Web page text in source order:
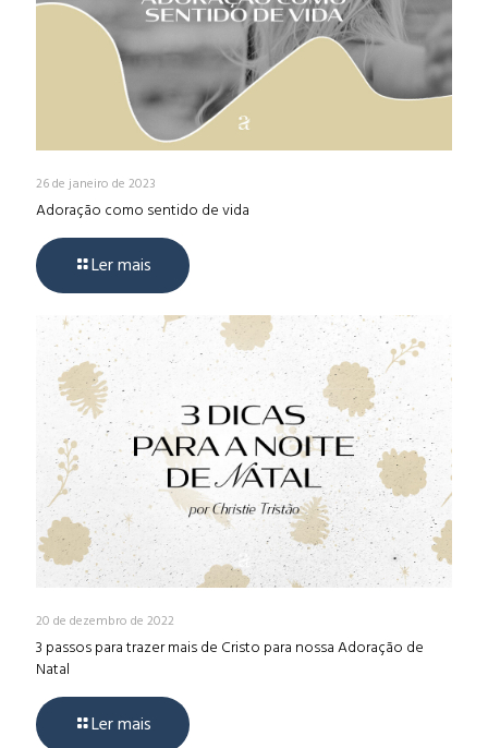
26 de janeiro de 2023
Adoração como sentido de vida
Ler mais
20 de dezembro de 2022
3 passos para trazer mais de Cristo para nossa Adoração de
Natal
Ler mais